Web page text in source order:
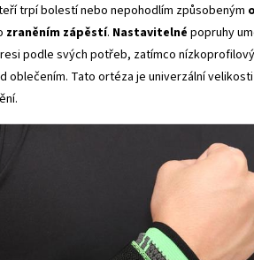
trpí bolestí nebo nepohodlím způsobeným
zraněním zápěstí. Nastavitelné popruhy
podle svých potřeb, zatímco
oblečením. Tato ortéza je univerzální